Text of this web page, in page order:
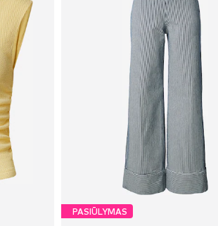
PASIŪLYMAS